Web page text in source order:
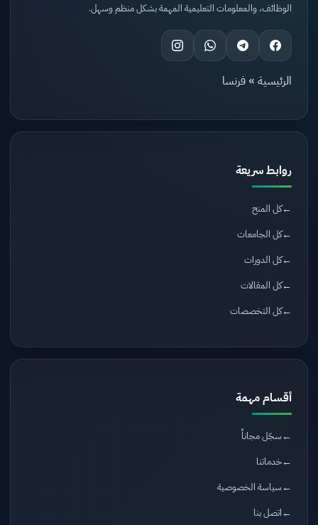
الوظائف، والمعلومات التعليمية المهمة بشكل منظم وسهل.
الرئيسية » فرنسا
روابط سريعة
كل المنح
كل الجامعات
كل الدورات
كل المقالات
كل التخصصات
أقسام مهمة
سجّل مجاناً
خدماتنا
سياسة الخصوصية
اتصل بنا